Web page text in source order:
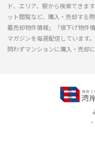
ド、エリア、駅から検索できま
ット閲覧など、購入・売却する
着売却物件情報」「値下げ物件
マガジンを毎週配信しています
問わずマンションに購入・売却